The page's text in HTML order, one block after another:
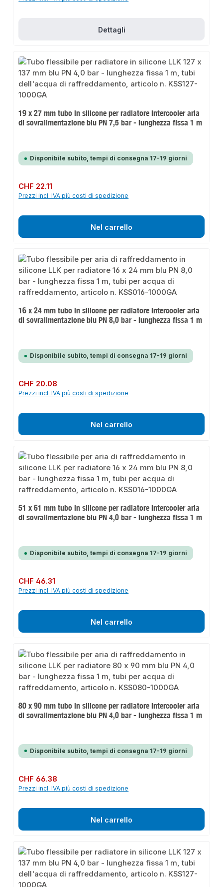
Dettagli
19 x 27 mm tubo in silicone per radiatore intercooler aria
di sovralimentazione blu PN 7,5 bar - lunghezza fissa 1 m
Disponibile subito, tempi di consegna 17-19 giorni
Prezzo normale:
CHF 22.11
Prezzi incl. IVA più costi di spedizione
Nel carrello
16 x 24 mm tubo in silicone per radiatore intercooler aria
di sovralimentazione blu PN 8,0 bar - lunghezza fissa 1 m
Disponibile subito, tempi di consegna 17-19 giorni
Prezzo normale:
CHF 20.08
Prezzi incl. IVA più costi di spedizione
Nel carrello
51 x 61 mm tubo in silicone per radiatore intercooler aria
di sovralimentazione blu PN 4,0 bar - lunghezza fissa 1 m
Disponibile subito, tempi di consegna 17-19 giorni
Prezzo normale:
CHF 46.31
Prezzi incl. IVA più costi di spedizione
Nel carrello
80 x 90 mm tubo in silicone per radiatore intercooler aria
di sovralimentazione blu PN 4,0 bar - lunghezza fissa 1 m
Disponibile subito, tempi di consegna 17-19 giorni
Prezzo normale:
CHF 66.38
Prezzi incl. IVA più costi di spedizione
Nel carrello